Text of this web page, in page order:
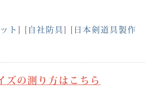
ト ] [自社防具] [ 日本剣道具製作
ズの測り方はこちら